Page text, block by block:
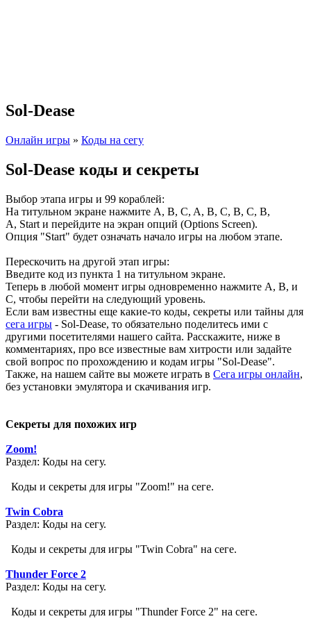
Sol-Dease
Онлайн игры » Коды на сегу
Sol-Dease коды и секреты
Выбор этапа игры и 99 кораблей:
На титульном экране нажмите A, B, C, A, B, C, B, C, B,
A, Start и перейдите на экран опций (Options Screen).
Опция "Start" будет означать начало игры на любом этапе.
Перескочить на другой этап игры:
Введите код из пункта 1 на титульном экране.
Теперь в любой момент игры одновременно нажмите A, B, и
C, чтобы перейти на следующий уровень.
Если вам известны еще какие-то коды, секреты или тайны для
сега игры - Sol-Dease, то обязательно поделитесь ими с
другими посетителями нашего сайта. Расскажите, ниже в
комментариях, про все известные вам хитрости или задайте
свой вопрос по прохождению и кодам игры "Sol-Dease".
Также, на нашем сайте вы можете играть в Сега игры онлайн,
без установки эмулятора и скачивания игр.
Секреты для похожих игр
Zoom!
Раздел: Коды на сегу.
Коды и секреты для игры "Zoom!" на сеге.
Twin Cobra
Раздел: Коды на сегу.
Коды и секреты для игры "Twin Cobra" на сеге.
Thunder Force 2
Раздел: Коды на сегу.
Коды и секреты для игры "Thunder Force 2" на сеге.